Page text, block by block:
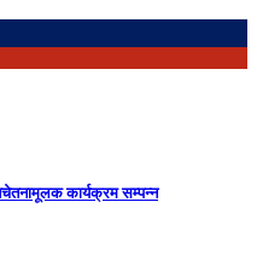
कार्यक्रम सम्पन्न